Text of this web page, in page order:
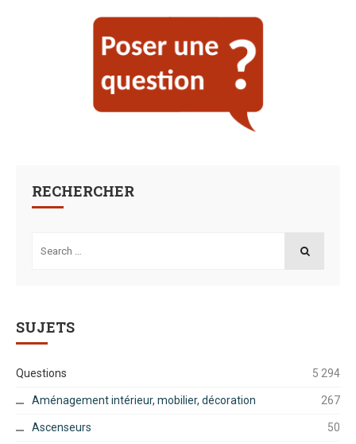
RECHERCHER
for:
SUJETS
Questions 5 294
Aménagement intérieur, mobilier, décoration 267
Ascenseurs 50